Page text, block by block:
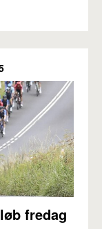
fredag